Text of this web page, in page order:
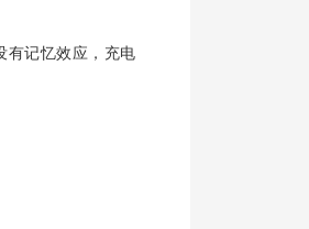
有记忆效应，充电